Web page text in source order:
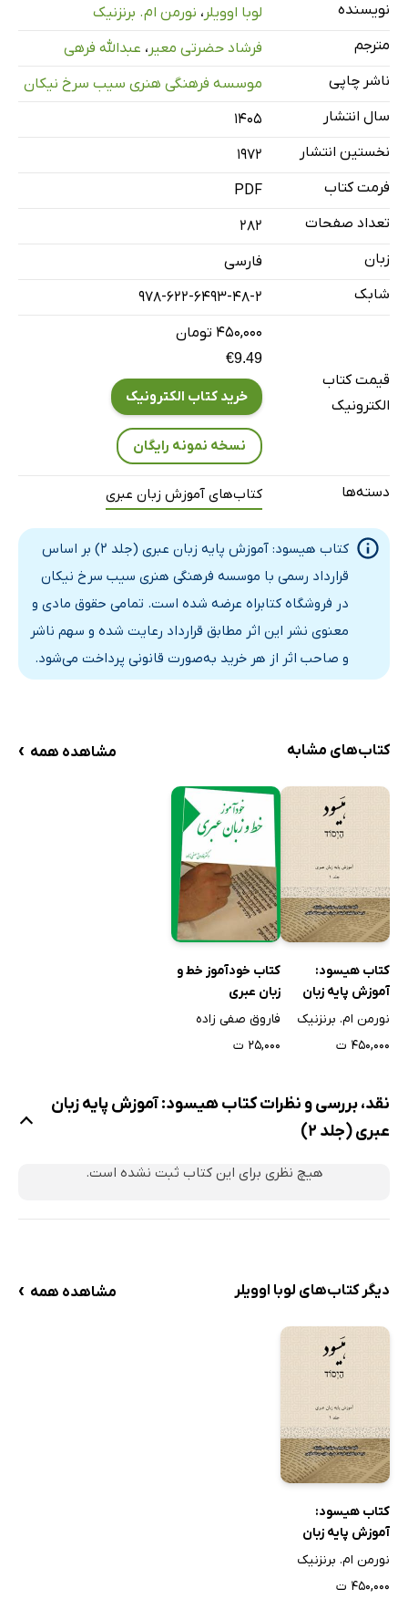
نویسنده
لوبا اوویلر ، نورمن ام. برنزنیک
مترجم
فرشاد حضرتی معیر ، عبدالله فرهی
ناشر چاپی
موسسه فرهنگی هنری سیب سرخ نیکان
سال انتشار
۱۴۰۵
نخستین انتشار
1972
فرمت کتاب
PDF
تعداد صفحات
282
زبان
فارسی
شابک
978-622-6493-48-2
قیمت کتاب
الکترونیک
۴۵۰,۰۰۰ تومان
€9.49
خرید کتاب الکترونیک
نسخه نمونه رایگان
دسته‌ها کتاب‌های آموزش زبان عبری
کتاب هیسود: آموزش پایه زبان عبری (جلد 2) بر اساس
قرارداد رسمی با موسسه فرهنگی هنری سیب سرخ نیکان
در فروشگاه کتابراه عرضه شده است. تمامی حقوق مادی و
معنوی نشر این اثر مطابق قرارداد رعایت شده و سهم ناشر
و صاحب اثر از هر خرید به‌صورت قانونی پرداخت می‌شود.
کتاب‌های مشابه مشاهده همه ›
کتاب هیسود:
آموزش پایه زبان
عبری (جلد 1)
نورمن ام. برنزنیک
۴۵۰,۰۰۰ ت
کتاب خودآموز خط و
زبان عبری
فاروق صفی زاده
۲۵,۰۰۰ ت
نقد، بررسی و نظرات کتاب هیسود: آموزش پایه زبان
عبری (جلد 2)
هیچ نظری برای این کتاب ثبت نشده است.
دیگر کتاب‌های لوبا اوویلر مشاهده همه ›
کتاب هیسود:
آموزش پایه زبان
عبری (جلد 1)
نورمن ام. برنزنیک
۴۵۰,۰۰۰ ت